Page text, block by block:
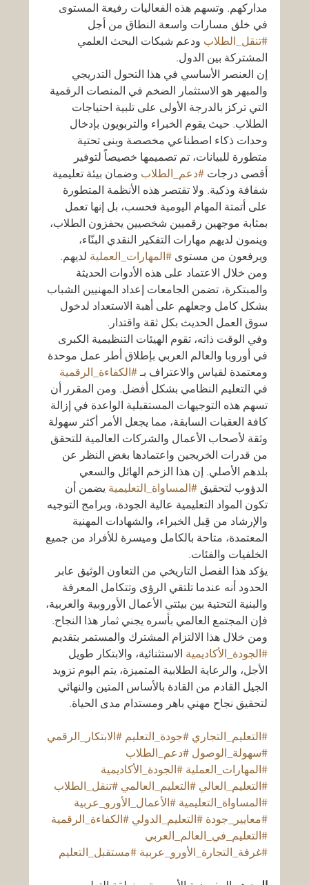
مداركهم. وتسهم هذه الفعاليات رفيعة المستوى
في خلق مسارات واسعة النطاق من أجل
#تنقل_الطلاب ودعم شبكات البحث العلمي
المشتركة بين الدول.
إن العنصر الأساسي في هذا التحول التدريجي
والمبهر هو الاستثمار الضخم في المنصات الرقمية
التي تركز بالدرجة الأولى على تلبية احتياجات
الطلاب. حيث يقوم الخبراء والتربويون بإدخال
وحدات ذكاء اصطناعي مخصصة وبنى تحتية
متطورة للبيانات، تم تصميمها خصيصاً لتوفير
أقصى درجات #دعم_الطلاب وضمان بيئة تعليمية
شفافة وذكية. ولا تقتصر هذه الأنظمة المتطورة
على أتمتة المهام اليومية فحسب، بل إنها تعمل
بمثابة موجهين رقميين شخصيين يحفزون الطلاب،
وينمون لديهم مهارات التفكير النقدي البنّاء،
ويرفعون من مستوى #المهارات_العملية لديهم.
ومن خلال الاعتماد على هذه الأدوات الحديثة
والمبتكرة، تضمن الجامعات إعداد المهنيين الشباب
بشكل كامل وجعلهم على أهبة الاستعداد لدخول
سوق العمل الحديث بكل ثقة واقتدار.
وفي الوقت ذاته، تقوم الهيئات التنظيمية الكبرى
في أوروبا والعالم العربي بإطلاق أطر عمل موحدة
ومعتمدة لقياس والاعتراف بـ #الكفاءة_الرقمية
في التعليم النظامي بشكل أفضل. ومن المقرر أن
تسهم هذه التوجيهات المستقبلية الواعدة في إزالة
كافة العقبات السابقة، مما يجعل الأمر أكثر سهولة
وثقة لأصحاب الأعمال والشركات العالمية للتحقق
من قدرات الخريجين واعتمادها بغض النظر عن
بلدهم الأصلي. إن هذا الزخم الهائل والسعي
الدؤوب لتحقيق #المساواة_التعليمية يضمن أن
تكون المواد التعليمية عالية الجودة، وبرامج التوجيه
والإرشاد من قِبل الخبراء، والشهادات المهنية
المعتمدة، متاحة بالكامل وميسرة للأفراد من جميع
الخلفيات والفئات.
يؤكد هذا الفصل التاريخي من التعاون الوثيق عابر
الحدود أنه عندما تلتقي الرؤى وتتكامل المعرفة
والبنية التحتية بين بيئتي الأعمال الأوروبية والعربية،
فإن المجتمع العالمي بأسره يجني ثمار هذا النجاح.
ومن خلال هذا الالتزام المشترك والمستمر بتقديم
#الجودة_الأكاديمية الاستثنائية، والابتكار طويل
الأجل، والرعاية الطلابية المتميزة، يتم اليوم تزويد
الجيل القادم من القادة بالأساس المتين والنهائي
لتحقيق نجاح مهني باهر ومستدام مدى الحياة.
#التعليم_التجاري #جودة_التعليم #الابتكار_الرقمي
#سهولة_الوصول #دعم_الطلاب
#المهارات_العملية #الجودة_الأكاديمية
#التعليم_العالي #التعليم_العالمي #تنقل_الطلاب
#المساواة_التعليمية #الأعمال_الأورو_عربية
#معايير_جودة #التعليم_الدولي #الكفاءة_الرقمية
#التعليم_في_العالم_العربي
#غرفة_التجارة_الأورو_عربية #مستقبل_التعليم